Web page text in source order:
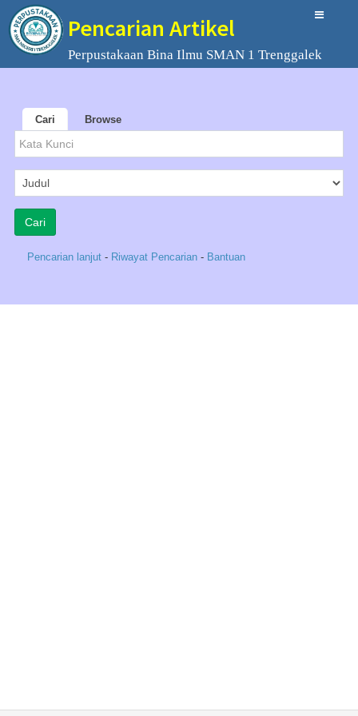
Pencarian Artikel
Perpustakaan Bina Ilmu SMAN 1 Trenggalek
Cari Browse
Pencarian lanjut - Riwayat Pencarian - Bantuan